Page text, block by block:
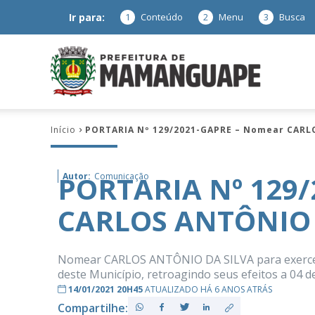
Ir para: 1 Conteúdo 2 Menu 3 Busca
Mamanguape
–
Início PORTARIA Nº 129/2021-GAPRE – Nomear
Autor: Comunicação
PORTARIA Nº
CARLOS
Nomear CARLOS ANTÔNIO DA SILVA para
deste Município, retroagindo seus efeitos a 04
14/01/2021 20H45ATUALIZADO HÁ 6 ANOS ATRÁS
Compartilhe: